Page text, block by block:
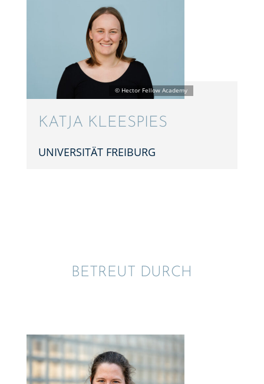
KATJA KLEESPIES
UNIVER­SI­TÄT FREIBURG
BETREUT DURCH